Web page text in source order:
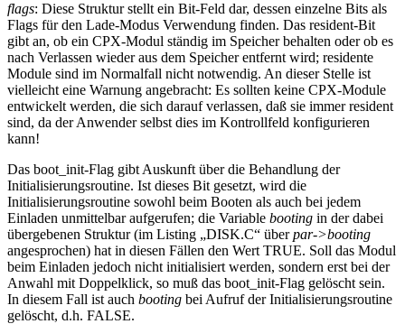
flags: Diese Struktur stellt ein Bit-Feld dar, dessen einzelne Bits als
Flags für den Lade-Modus Verwendung finden. Das resident-Bit
gibt an, ob ein CPX-Modul ständig im Speicher behalten oder ob es
nach Verlassen wieder aus dem Speicher entfernt wird; residente
Module sind im Normalfall nicht notwendig. An dieser Stelle ist
vielleicht eine Warnung angebracht: Es sollten keine CPX-Module
entwickelt werden, die sich darauf verlassen, daß sie immer resident
sind, da der Anwender selbst dies im Kontrollfeld konfigurieren
kann!
Das boot_init-Flag gibt Auskunft über die Behandlung der
Initialisierungsroutine. Ist dieses Bit gesetzt, wird die
Initialisierungsroutine sowohl beim Booten als auch bei jedem
Einladen unmittelbar aufgerufen; die Variable booting in der dabei
übergebenen Struktur (im Listing „DISK.C“ überpar->booting
angesprochen) hat in diesen Fällen den Wert TRUE. Soll das Modul
beim Einladen jedoch nicht initialisiert werden, sondern erst bei der
Anwahl mit Doppelklick, so muß das boot_init-Flag gelöscht sein.
In diesem Fall ist auch booting bei Aufruf der Initialisierungsroutine
gelöscht, d.h. FALSE.